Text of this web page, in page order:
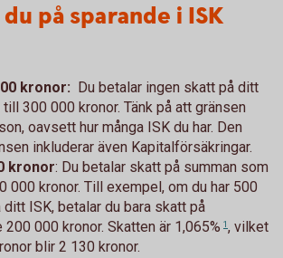
på sparande i ISK
kronor: Du betalar ingen skatt på ditt
300 000 kronor. Tänk på att gränsen
oavsett hur många ISK du har. Den
inkluderar även Kapitalförsäkringar.
kronor: Du betalar skatt på summan som
000 kronor. Till exempel, om du har 500
ISK, betalar du bara skatt på
200 000 kronor. Skatten är 1,065% 1, vilket
blir 2 130 kronor.